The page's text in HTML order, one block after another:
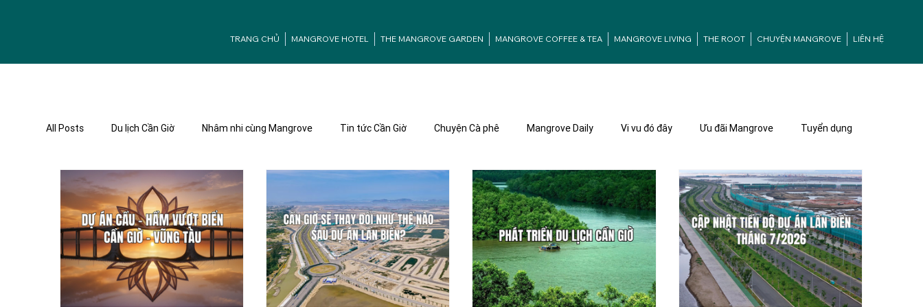
TRANG CHỦ MANGROVE HOTEL THE MANGROVE GARDEN MANGROVE COFFEE & TEA MANGROVE LIVING THE ROOT CHUYỆN MANGROVE LIÊN HỆ
All Posts Du lịch Cần Giờ Nhâm nhi cùng Mangrove Tin tức Cần Giờ Chuyện Cà phê Mangrove Daily Vi vu đó đây Ưu đãi Mangrove Tuyển dụng